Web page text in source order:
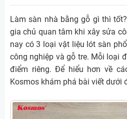
Làm sàn nhà bằng gỗ gì thì
gia chủ quan tâm khi xây sửa
nay có 3 loại vật liệu lót sàn
công nghiệp và gỗ tre. Mỗi loại
điểm riêng. Để hiểu hơn về
Kosmos khám phá bài viết dưới